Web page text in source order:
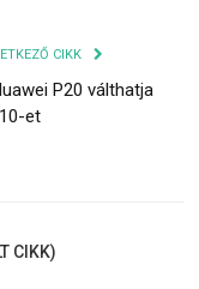
CIKK
P20 válthatja
et
CIKK)